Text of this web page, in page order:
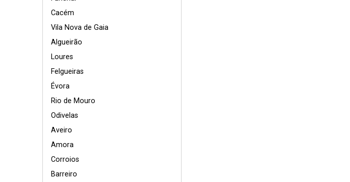
Cacém
Vila Nova de Gaia
Algueirão
Loures
Felgueiras
Évora
Rio de Mouro
Odivelas
Aveiro
Amora
Corroios
Barreiro